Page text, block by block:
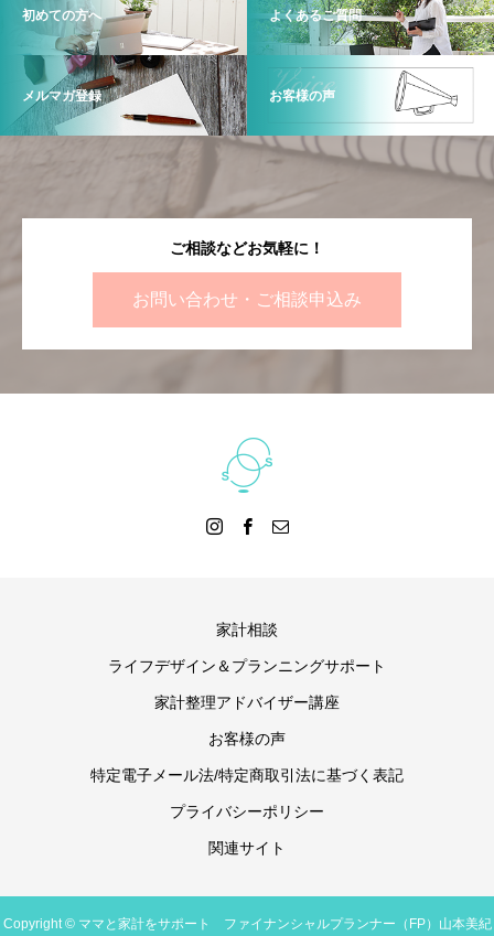
初めての方へ よくあるご質問
メルマガ登録 お客様の声
ご相談などお気軽に！
お問い合わせ・ご相談申込み
家計相談
ライフデザイン＆プランニングサポート
家計整理アドバイザー講座
お客様の声
特定電子メール法/特定商取引法に基づく表記
プライバシーポリシー
関連サイト
Copyright © ママと家計をサポート ファイナンシャルプランナー（FP）山本美紀